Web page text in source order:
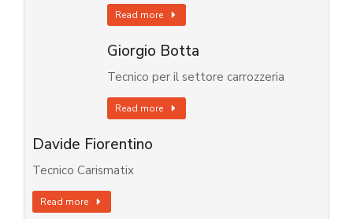
Read more
Giorgio Botta
Tecnico per il settore carrozzeria
Read more
Davide Fiorentino
Tecnico Carismatix
Read more